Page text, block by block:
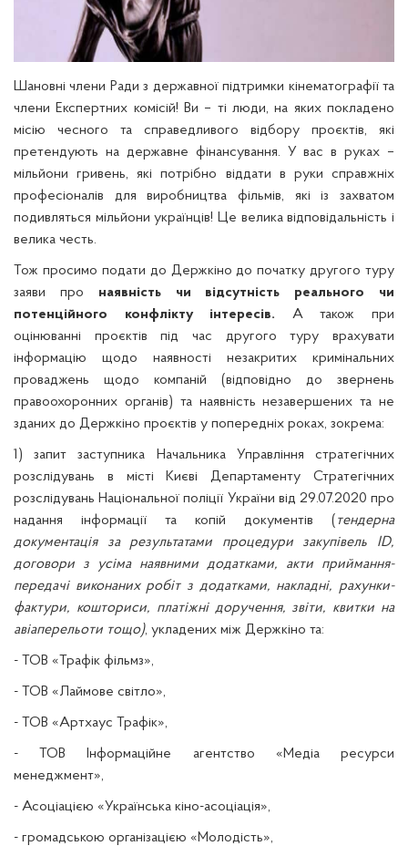
Шановні члени Ради з державної підтримки кінематографії та
члени Експертних комісій! Ви – ті люди, на яких покладено
місію чесного та справедливого відбору проєктів, які
претендують на державне фінансування. У вас в руках –
мільйони гривень, які потрібно віддати в руки справжніх
професіоналів для виробництва фільмів, які із захватом
подивляться мільйони українців! Це велика відповідальність і
велика честь.
Тож просимо подати до Держкіно до початку другого туру
заяви про наявність чи відсутність реального чи
потенційного конфлікту інтересів. А також при
оцінюванні проєктів під час другого туру врахувати
інформацію щодо наявності незакритих кримінальних
проваджень щодо компаній (відповідно до звернень
правоохоронних органів) та наявність незавершених та не
зданих до Держкіно проєктів у попередніх роках, зокрема:
1) запит заступника Начальника Управління стратегічних
розслідувань в місті Києві Департаменту Стратегічних
розслідувань Національної поліції України від 29.07.2020 про
надання інформації та копій документів ( тендерна
документація за результатами процедури закупівель ID,
договори з усіма наявними додатками, акти приймання-
передачі виконаних робіт з додатками, накладні, рахунки-
фактури, кошториси, платіжні доручення, звіти, квитки на
авіаперельоти тощо), укладених між Держкіно та:
- ТОВ «Трафік фільмз»,
- ТОВ «Лаймове світло»,
- ТОВ «Артхаус Трафік»,
- ТОВ Інформаційне агентство «Медіа ресурси
менеджмент»,
- Асоціацією «Українська кіно-асоціація»,
- громадською організацією «Молодість»,